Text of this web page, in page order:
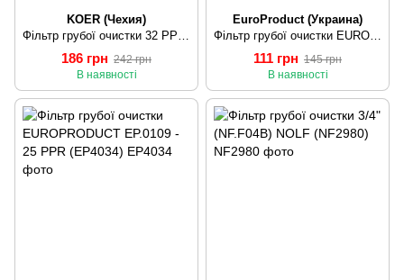
KOER (Чехия)
Фільтр грубої очистки 32 PPR KOER K0148.PRO (KP0187)
186 грн 242 грн
В наявності
EuroProduct (Украина)
Фільтр грубої очистки EUROPRODUCT EP.0110 - 32 PPR (EP4035)
111 грн 145 грн
В наявності